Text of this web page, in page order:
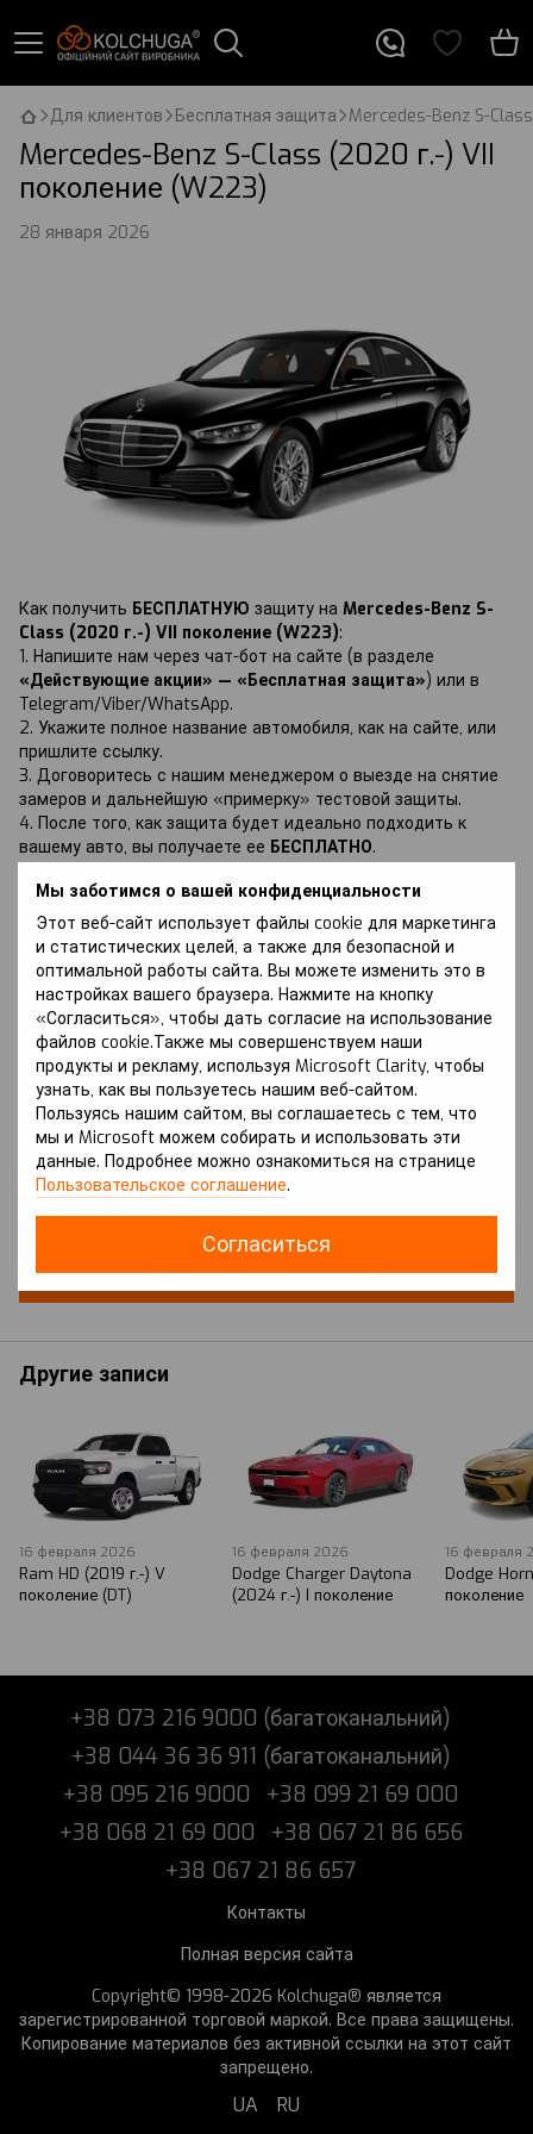
Мы заботимся о вашей конфиденциальности
Этот веб-сайт использует файлы cookie для маркетинга
и статистических целей, а также для безопасной и
оптимальной работы сайта. Вы можете изменить это в
настройках вашего браузера. Нажмите на кнопку
«Согласиться», чтобы дать согласие на использование
файлов cookie.Также мы совершенствуем наши
продукты и рекламу, используя Microsoft Clarity, чтобы
узнать, как вы пользуетесь нашим веб-сайтом.
Пользуясь нашим сайтом, вы соглашаетесь с тем, что
мы и Microsoft можем собирать и использовать эти
данные. Подробнее можно ознакомиться на странице
Пользовательское соглашение.
Согласиться
Для клиентов Бесплатная защита Mercedes-Benz S-
Mercedes-Benz S-Class (2020 г.-) VII
поколение (W223)
28 января 2026
Как получить БЕСПЛАТНУЮ защиту на Mercedes-Benz S-
Class (2020 г.-) VII поколение (W223):
1. Напишите нам через чат-бот на сайте (в разделе
«Действующие акции» — «Бесплатная защита») или в
Telegram/Viber/WhatsApp.
2. Укажите полное название автомобиля, как на сайте, или
пришлите ссылку.
3. Договоритесь с нашим менеджером о выезде на снятие
замеров и дальнейшую «примерку» тестовой защиты.
4. После того, как защита будет идеально подходить к
вашему авто, вы получаете ее БЕСПЛАТНО.
Обсуждение
Добавьте первый отзыв
Новый комментарий
Другие записи
16 февраля 2026
Ram HD (2019 г.-) V
поколение (DT)
16 февраля 2026
Dodge Charger Daytona
(2024 г.-) I поколение
16 февраля
Dodge
поколение
+38 073 216 9000 (багатоканальний)
+38 044 36 36 911 (багатоканальний)
+38 095 216 9000
+38 099 21 69 000
+38 068 21 69 000
+38 067 21 86 656
+38 067 21 86 657
Контакты
Полная версия сайта
Copyright© 1998-2026 Kolchuga® является
зарегистрированной торговой маркой. Все права защищены.
Копирование материалов без активной ссылки на этот сайт
запрещено.
UA RU